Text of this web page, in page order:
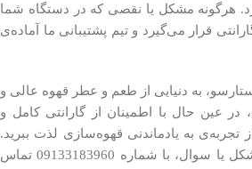
هرگونه مشکل یا نقصی که در دستگاه شما
قرار می‌گیرد و تیم پشتیبانی ما آماده‌ی
به دنیایی از طعم و عطر قهوه عالی و
عین حال با اطمینان از گارانتی کامل و
به یادماندنی قهوه‌سازی لذت ببرید.
در صورت وجود هرگونه مشکل یا سوال، با شماره 09133183960 تماس